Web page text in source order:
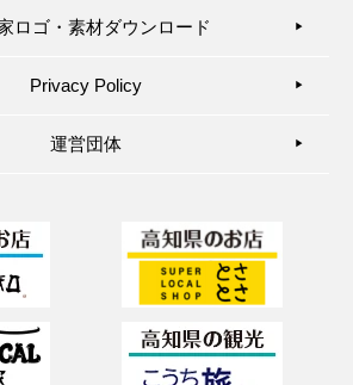
ロゴ・素材ダウンロード ▶︎
Privacy Policy ▶︎
運営団体 ▶︎